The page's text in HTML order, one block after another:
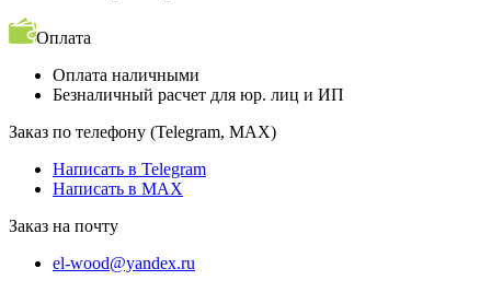
Оплата
Оплата наличными
Безналичный расчет для юр. лиц и ИП
Заказ по телефону (Telegram, MAX)
Написать в Telegram
Написать в MAX
Заказ на почту
el-wood@yandex.ru